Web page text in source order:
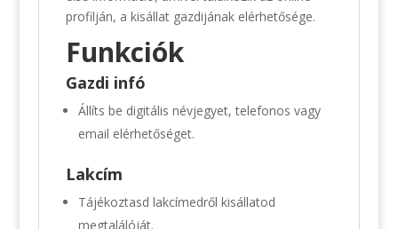
profilján, a kisállat gazdijának elérhetősége.
Funkciók
Gazdi infó
Állíts be digitális névjegyet, telefonos vagy
email elérhetőséget.
Lakcím
Tájékoztasd lakcímedről kisállatod
megtalálóját.